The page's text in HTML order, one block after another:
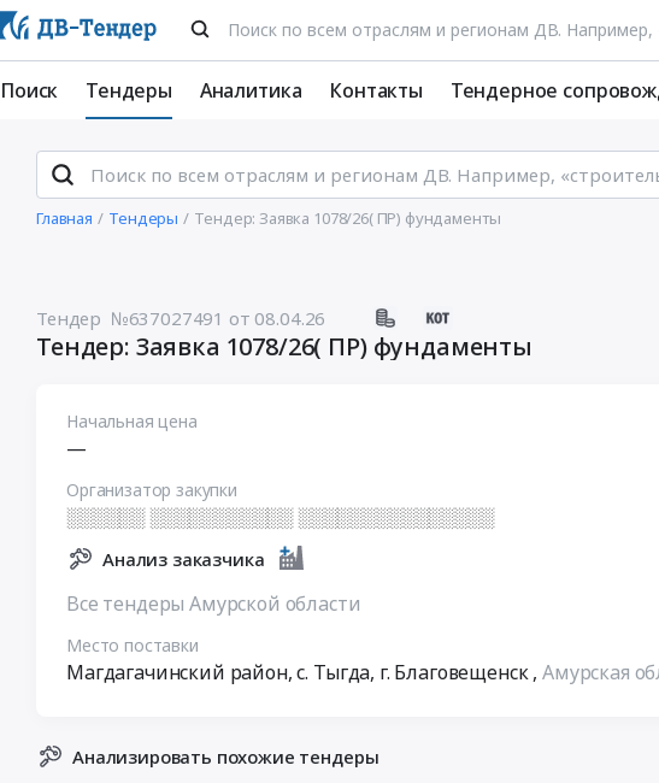
Поиск Тендеры Аналитика Контакты Тендерное
Главная Тендеры Тендер: Заявка 1078/26( ПР) фундаменты
Тендер №637027491 от 08.04.26
Тендер: Заявка 1078/26( ПР) фундаменты
Начальная цена
—
Организатор закупки
░░░░░░ ░░░░░░░░░░░ ░░░░░░░░░░░░░░░
Анализ заказчика
Все тендеры Амурской области
Место поставки
Магдагачинский район, с. Тыгда, г. Благовещенск, Амурская
Анализировать похожие тендеры